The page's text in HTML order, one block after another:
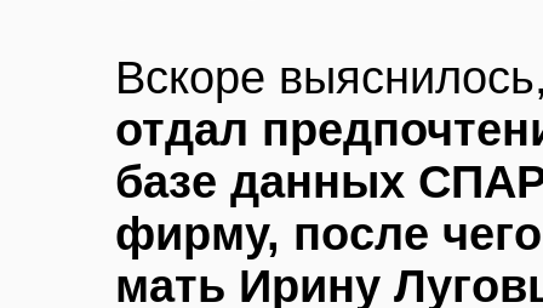
Вскоре
отдал
базе данных
фирму, после
мать Ирину